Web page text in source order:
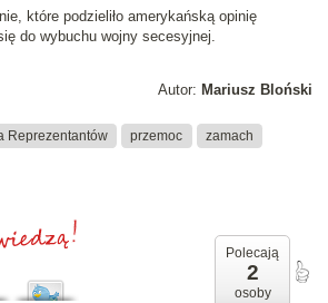
które podzieliło amerykańską opinię
do wybuchu wojny secesyjnej.
Autor: Mariusz Bloński
Reprezentantów przemoc zamach
Polecają
2
osoby